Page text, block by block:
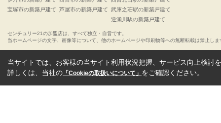
宝塚市の新築戸建て 芦屋市の新築戸建て 武庫之荘駅の新築戸建て
逆瀬川駅の新築戸建て
センチュリー21の加盟店は、すべて独立・自営です。
当ホームページの文字、画像等について、他のホームページや印刷物等への無断転載は禁止しま
当サイトでは、お客様の当サイト利用状況把握、サービス向上検討
詳しくは、当社の 「Cookieの取扱いについて」 をご確認ください。